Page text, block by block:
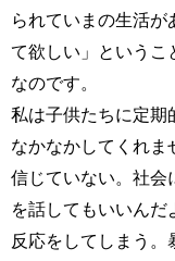
られていまの生活
て欲しい」というこ
なのです。
私は子供たちに定期
なかなかしてくれま
信じていない。社会
を話してもいいん
反応をしてしまう